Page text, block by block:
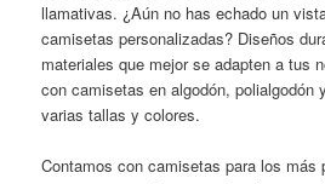
llamativas. ¿Aún no has echado un
camisetas personalizadas? Diseños
materiales que mejor se adapten a tus
con camisetas en algodón, polialgodón
varias tallas y colores.
Contamos con camisetas para los más